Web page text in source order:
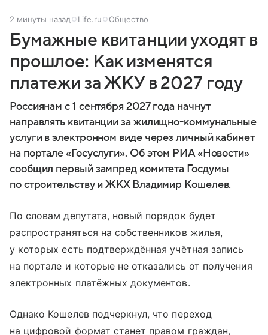
2 минуты назад Life.ru Общество
Бумажные квитанции уходят в
прошлое: Как изменятся
платежи за ЖКУ в 2027 году
Россиянам с 1 сентября 2027 года начнут
направлять квитанции за жилищно-коммунальные
услуги в электронном виде через личный кабинет
на портале «Госуслуги». Об этом РИА «Новости»
сообщил первый зампред комитета Госдумы
по строительству и ЖКХ Владимир Кошелев.
По словам депутата, новый порядок будет
распространяться на собственников жилья,
у которых есть подтверждённая учётная запись
на портале и которые не отказались от получения
электронных платёжных документов.
Однако Кошелев подчеркнул, что переход
на цифровой формат станет правом граждан,